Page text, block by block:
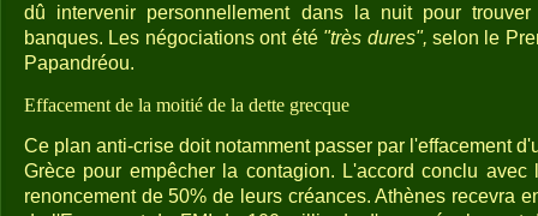
dû intervenir personnellement dans la nuit pour
banques. Les négociations ont été "très dures", selon le
Papandréou.
Effacement de la moitié de la dette grecque
Ce plan anti-crise doit notamment passer par l'effacement
Grèce pour empêcher la contagion. L'accord conclu
renoncement de 50% de leurs créances. Athènes recevra